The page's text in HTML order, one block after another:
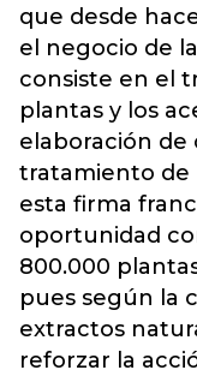
que desde
el negocio de
consiste en el
plantas y los
elaboración de
tratamiento de
esta firma
oportunidad
800.000
pues según la
extractos
reforzar la